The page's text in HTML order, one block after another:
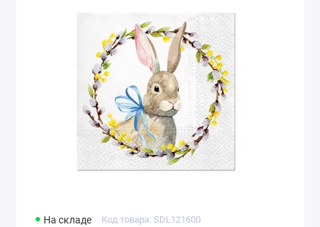
На складе Код товара: SDL121600